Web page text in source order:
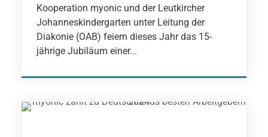
Kooperation myonic und der Leutkircher
Johanneskindergarten unter Leitung der
Diakonie (OAB) feiern dieses Jahr das 15-
jährige Jubiläum einer...